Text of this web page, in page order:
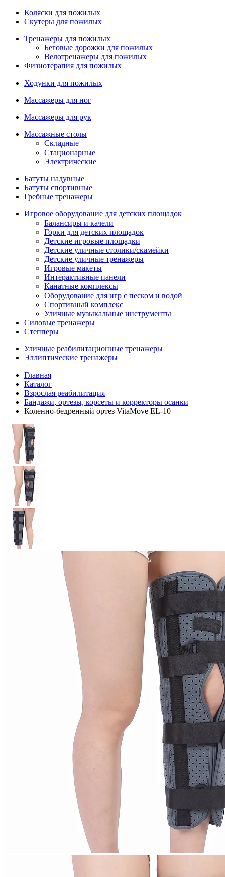
Коляски для пожилых
Скутеры для пожилых
Тренажеры для пожилых
Беговые дорожки для пожилых
Велотренажеры для пожилых
Физиотерапия для пожилых
Ходунки для пожилых
Массажеры для ног
Массажеры для рук
Массажные столы
Складные
Стационарные
Электрические
Батуты надувные
Батуты спортивные
Гребные тренажеры
Игровое оборудование для детских площадок
Балансиры и качели
Горки для детских площадок
Детские игровые площадки
Детские уличные столики/скамейки
Детские уличные тренажеры
Игровые макеты
Интерактивные панели
Канатные комплексы
Оборудование для игр с песком и водой
Спортивный комплекс
Уличные музыкальные инструменты
Силовые тренажеры
Степперы
Уличные реабилитационные тренажеры
Эллиптические тренажеры
Главная
Каталог
Взрослая реабилитация
Бандажи, ортезы, корсеты и корректоры осанки
Коленно-бедренный ортез VitaMove EL-10